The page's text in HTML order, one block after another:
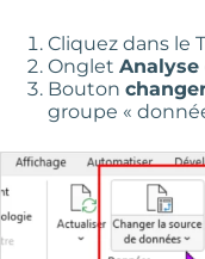
Cliquez dans le
Onglet Analyse
Bouton
groupe «